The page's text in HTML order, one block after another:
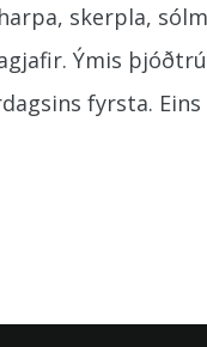
skerpla,
Ýmis
fyrsta.